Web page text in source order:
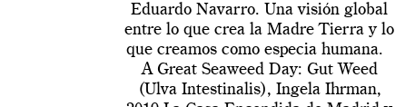
Eduardo Navarro. Una visión global
entre lo que crea la Madre Tierra y lo
que creamos como especia humana.
A Great Seaweed Day: Gut Weed
(Ulva Intestinalis), Ingela Ihrman,